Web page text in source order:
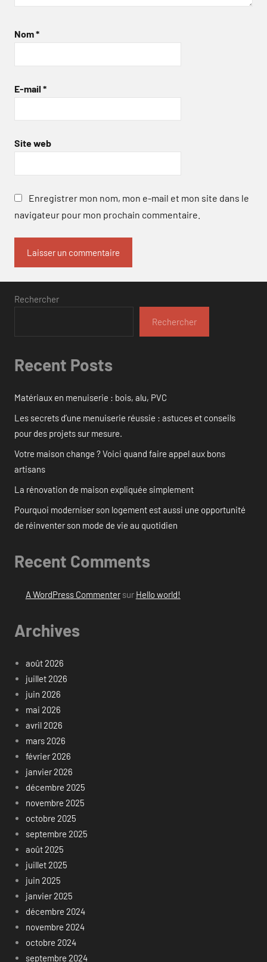
Nom*
E-mail *
Site web
Enregistrer mon nom, mon e-mail et mon site dans le
navigateur pour mon prochain commentaire.
Rechercher
Rechercher
Recent Posts
Matériaux en menuiserie : bois, alu, PVC
Les secrets d’une menuiserie réussie : astuces et conseils
pour des projets sur mesure.
Votre maison change ? Voici quand faire appel aux bons
artisans
La rénovation de maison expliquée simplement
Pourquoi moderniser son logement est aussi une opportunité
de réinventer son mode de vie au quotidien
Recent Comments
A WordPress Commentersur Hello world!
Archives
août 2026
juillet 2026
juin 2026
mai 2026
avril 2026
mars 2026
février 2026
janvier 2026
décembre 2025
novembre 2025
octobre 2025
septembre 2025
août 2025
juillet 2025
juin 2025
janvier 2025
décembre 2024
novembre 2024
octobre 2024
septembre 2024